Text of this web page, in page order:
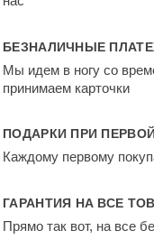
БЕЗНАЛИЧНЫЕ
Мы идем в ногу со
принимаем карточки
ПОДАРКИ ПРИ
Каждому первому
ГАРАНТИЯ НА ВСЕ
Прямо так вот, на все